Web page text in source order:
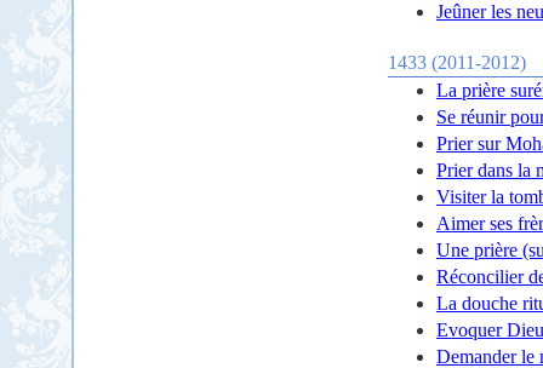
Jeûner les
1433 (2011-2012)
La prière
Se réunir
Prier sur
Prier dans la
Visiter la
Aimer ses
Une prière
Réconcilier
La douche
Evoquer Dieu
Demander le